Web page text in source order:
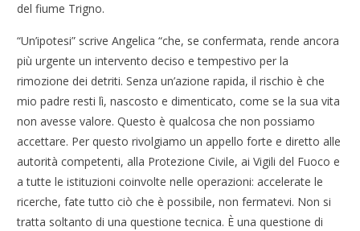
del fiume Trigno.
“Un’ipotesi” scrive Angelica “che, se confermata, rende ancora
più urgente un intervento deciso e tempestivo per la
rimozione dei detriti. Senza un’azione rapida, il rischio è che
mio padre resti lì, nascosto e dimenticato, come se la sua vita
non avesse valore. Questo è qualcosa che non possiamo
accettare. Per questo rivolgiamo un appello forte e diretto alle
autorità competenti, alla Protezione Civile, ai Vigili del Fuoco e
a tutte le istituzioni coinvolte nelle operazioni: accelerate le
ricerche, fate tutto ciò che è possibile, non fermatevi. Non si
tratta soltanto di una questione tecnica. È una questione di